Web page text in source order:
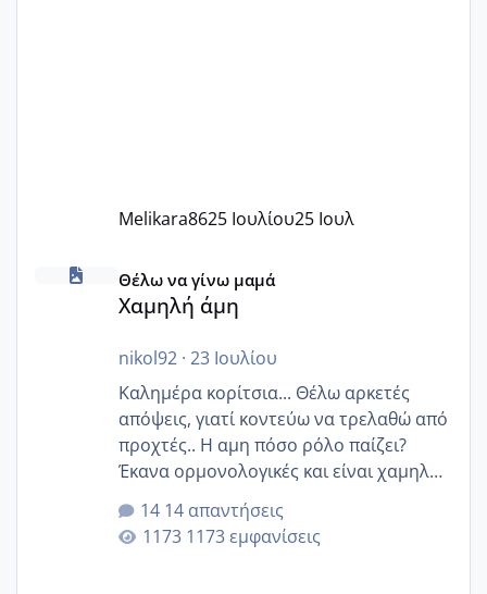
Melikara8625 Ιουλίου25 Ιουλ
Χαμηλή άμη
Θέλω να γίνω μαμά
Χαμηλή άμη
nikol92· 23 Ιουλίου
Καλημέρα κορίτσια... Θέλω αρκετές
απόψεις, γιατί κοντεύω να τρελαθώ από
προχτές.. Η αμη πόσο ρόλο παίζει?
Έκανα ορμονολογικές και είναι χαμηλή
για την ηλικία μου.. Είχα ήδη μια
εγκυμοσύνη, που έπρεπε να τερματιστεί
στην 27η εβδομάδα και προσπαθώ 7
14 απαντήσεις
1173 εμφανίσεις